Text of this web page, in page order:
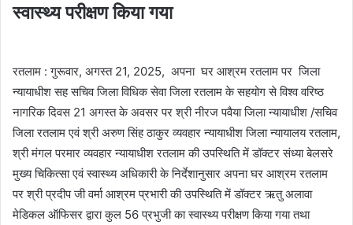
स्वास्थ्य परीक्षण किया गया
रतलाम : गुरूवार, अगस्त 21, 2025, अपना घर आश्रम रतलाम पर जिला
न्यायाधीश सह सचिव जिला विधिक सेवा जिला रतलाम के सहयोग से विश्व वरिष्ठ
नागरिक दिवस 21 अगस्त के अवसर पर श्री नीरज पवैया जिला न्यायाधीश /सचिव
जिला रतलाम एवं श्री अरुण सिंह ठाकुर व्यवहार न्यायाधीश जिला न्यायालय रतलाम,
श्री मंगल परमार व्यवहार न्यायाधीश रतलाम की उपस्थिति में डॉक्टर संध्या बेलसरे
मुख्य चिकित्सा एवं स्वास्थ्य अधिकारी के निर्देशानुसार अपना घर आश्रम रतलाम
पर श्री प्रदीप जी वर्मा आश्रम प्रभारी की उपस्थिति में डॉक्टर ऋतु अलावा
मेडिकल ऑफिसर द्वारा कुल 56 प्रभुजी का स्वास्थ्य परीक्षण किया गया तथा